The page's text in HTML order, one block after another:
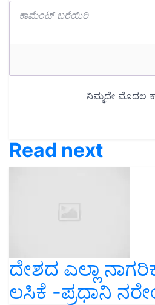
Read next
ದೇಶದ ಎಲ್ಲಾ
ಲಸಿಕೆ -ಪ್ರಧಾನಿ